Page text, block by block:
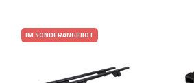
IM SONDERANGEBOT